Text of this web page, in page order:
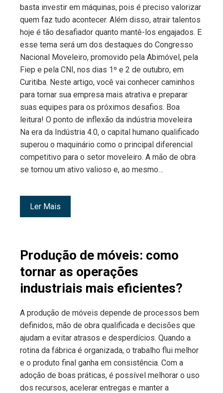
basta investir em máquinas, pois é preciso valorizar
quem faz tudo acontecer. Além disso, atrair talentos
hoje é tão desafiador quanto mantê-los engajados. E
esse tema será um dos destaques do Congresso
Nacional Moveleiro, promovido pela Abimóvel, pela
Fiep e pela CNI, nos dias 1º e 2 de outubro, em
Curitiba. Neste artigo, você vai conhecer caminhos
para tornar sua empresa mais atrativa e preparar
suas equipes para os próximos desafios. Boa
leitura! O ponto de inflexão da indústria moveleira
Na era da Indústria 4.0, o capital humano qualificado
superou o maquinário como o principal diferencial
competitivo para o setor moveleiro. A mão de obra
se tornou um ativo valioso e, ao mesmo…
Ler Mais
Produção de móveis: como
tornar as operações
industriais mais eficientes?
A produção de móveis depende de processos bem
definidos, mão de obra qualificada e decisões que
ajudam a evitar atrasos e desperdícios. Quando a
rotina da fábrica é organizada, o trabalho flui melhor
e o produto final ganha em consistência. Com a
adoção de boas práticas, é possível melhorar o uso
dos recursos, acelerar entregas e manter a